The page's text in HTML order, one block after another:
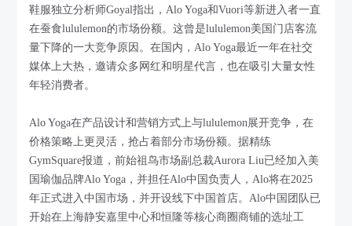
鞋服独立分析师Goyal指出，Alo Yoga和Vuori等新进入者一直
在蚕食lululemon的市场份额。这曾是lululemon美国门店客流
量下降的一大竞争原因。在国内，Alo Yoga最近一年在社交
媒体上大热，邀请众多网红和明星代言，也在吸引大量女性
年轻消费者。
Alo Yoga在产品设计和营销方式上与lululemon展开竞争，在
价格策略上更灵活，抢占着部分市场份额。据精练
GymSquare报道，前始祖鸟市场副总裁Aurora Liu已经加入美
国瑜伽品牌Alo Yoga，并担任Alo中国负责人，Alo将在2025
年正式进入中国市场，并开设线下中国首店。Alo中国团队已
开始在上海静安嘉里中心和恒隆等核心商圈商铺的选址工